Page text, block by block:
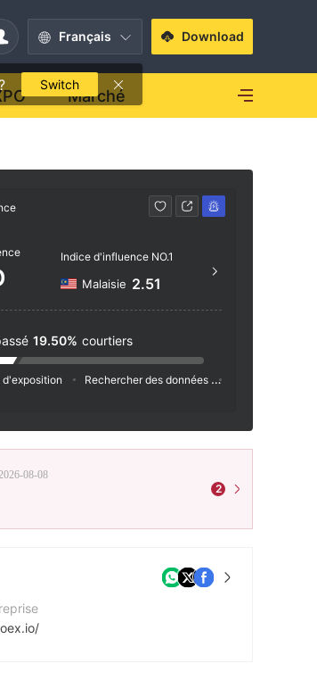
Français
Switch
Download
Marché
Indice d'influence NO.1
Malaisie 2.51
19.50% courtiers
d'exposition Rechercher des données
2026-08-08
2